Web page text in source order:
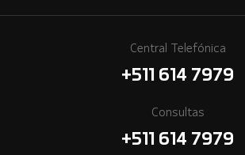
Central Telefónica
+511 614 7979
Consultas
+511 614 7979